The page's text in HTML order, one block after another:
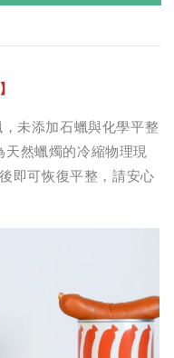
未添加石蠟與化學平整
然蠟燭的冷縮物理現
即可恢復平整，請安心